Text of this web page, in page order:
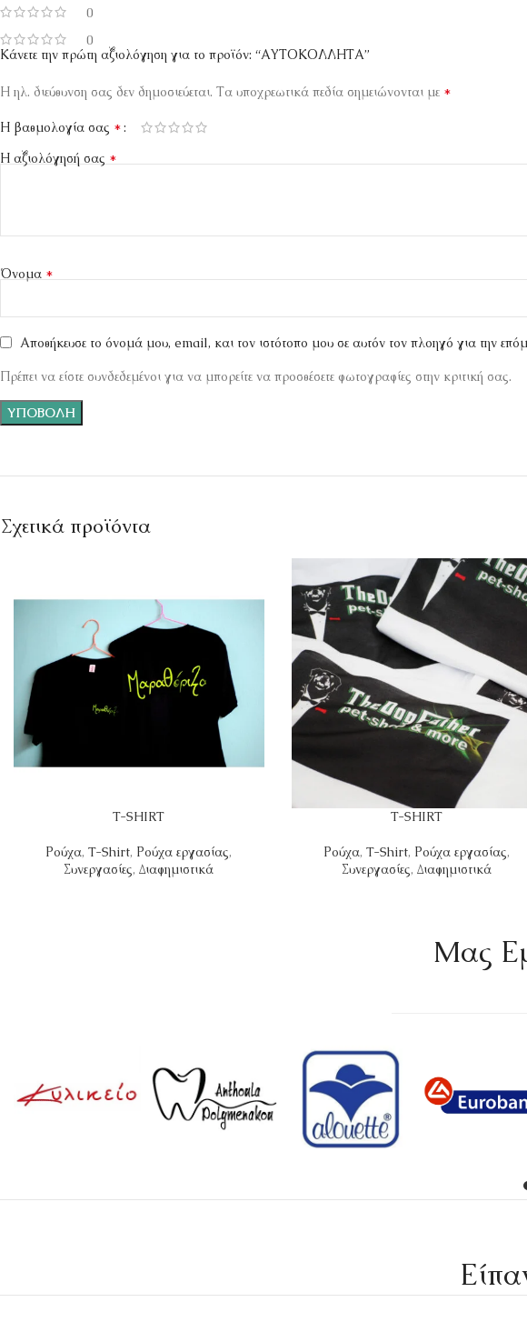
0
0
Κάνετε την πρώτη αξιολόγηση για το προϊόν: “ΑΥΤΟΚΟΛΛΗΤΑ”
Η ηλ. διεύθυνση σας δεν δημοσιεύεται. Τα υποχρεωτικά πεδία σημειώνονται με *
Η βαθμολογία σας *
Η αξιολόγησή σας *
Όνομα *
Αποθήκευσε το όνομά μου, email, και τον ιστότοπο μου σε αυτόν τον πλοηγό για την
Πρέπει να είστε συνδεδεμένοι για να μπορείτε να προσθέσετε φωτογραφίες στην κριτική σας.
Σχετικά προϊόντα
T-SHIRT
Ρούχα,T-Shirt, Ρούχα εργασίας,
Συνεργασίες,Διαφημιστικά
T-SHIRT
Ρούχα, T-Shirt, Ρούχα εργασίας,
Συνεργασίες, Διαφημιστικά
Mας